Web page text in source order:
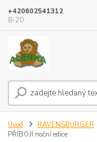
+420602541312
8-20
Úvod RAVENSBURGER
PŘÍBOJI noční edice